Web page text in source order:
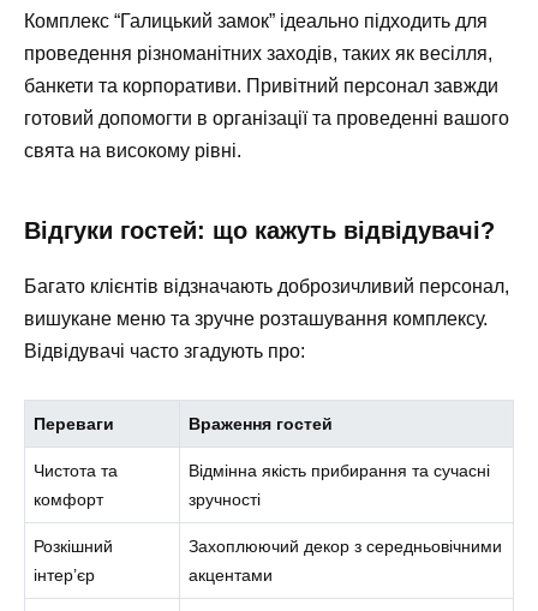
Комплекс “Галицький замок” ідеально підходить для
проведення різноманітних заходів, таких як весілля,
банкети та корпоративи. Привітний персонал завжди
готовий допомогти в організації та проведенні вашого
свята на високому рівні.
Відгуки гостей: що кажуть відвідувачі?
Багато клієнтів відзначають доброзичливий персонал,
вишукане меню та зручне розташування комплексу.
Відвідувачі часто згадують про:
Переваги Враження гостей
Чистота та
комфорт
Відмінна якість прибирання та сучасні
зручності
Розкішний
інтер’єр
Захоплюючий декор з середньовічними
акцентами